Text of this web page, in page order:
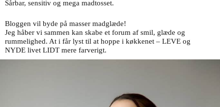
Sårbar, sensitiv og mega madtosset.
Bloggen vil byde på masser madglæde!
Jeg håber vi sammen kan skabe et forum af smil, glæde og
rummelighed. At i får lyst til at hoppe i køkkenet – LEVE og
NYDE livet LIDT mere farverigt.